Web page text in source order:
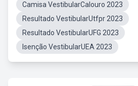
Camisa VestibularCalouro 2023
Resultado VestibularUtfpr 2023
Resultado VestibularUFG 2023
Isenção VestibularUEA 2023